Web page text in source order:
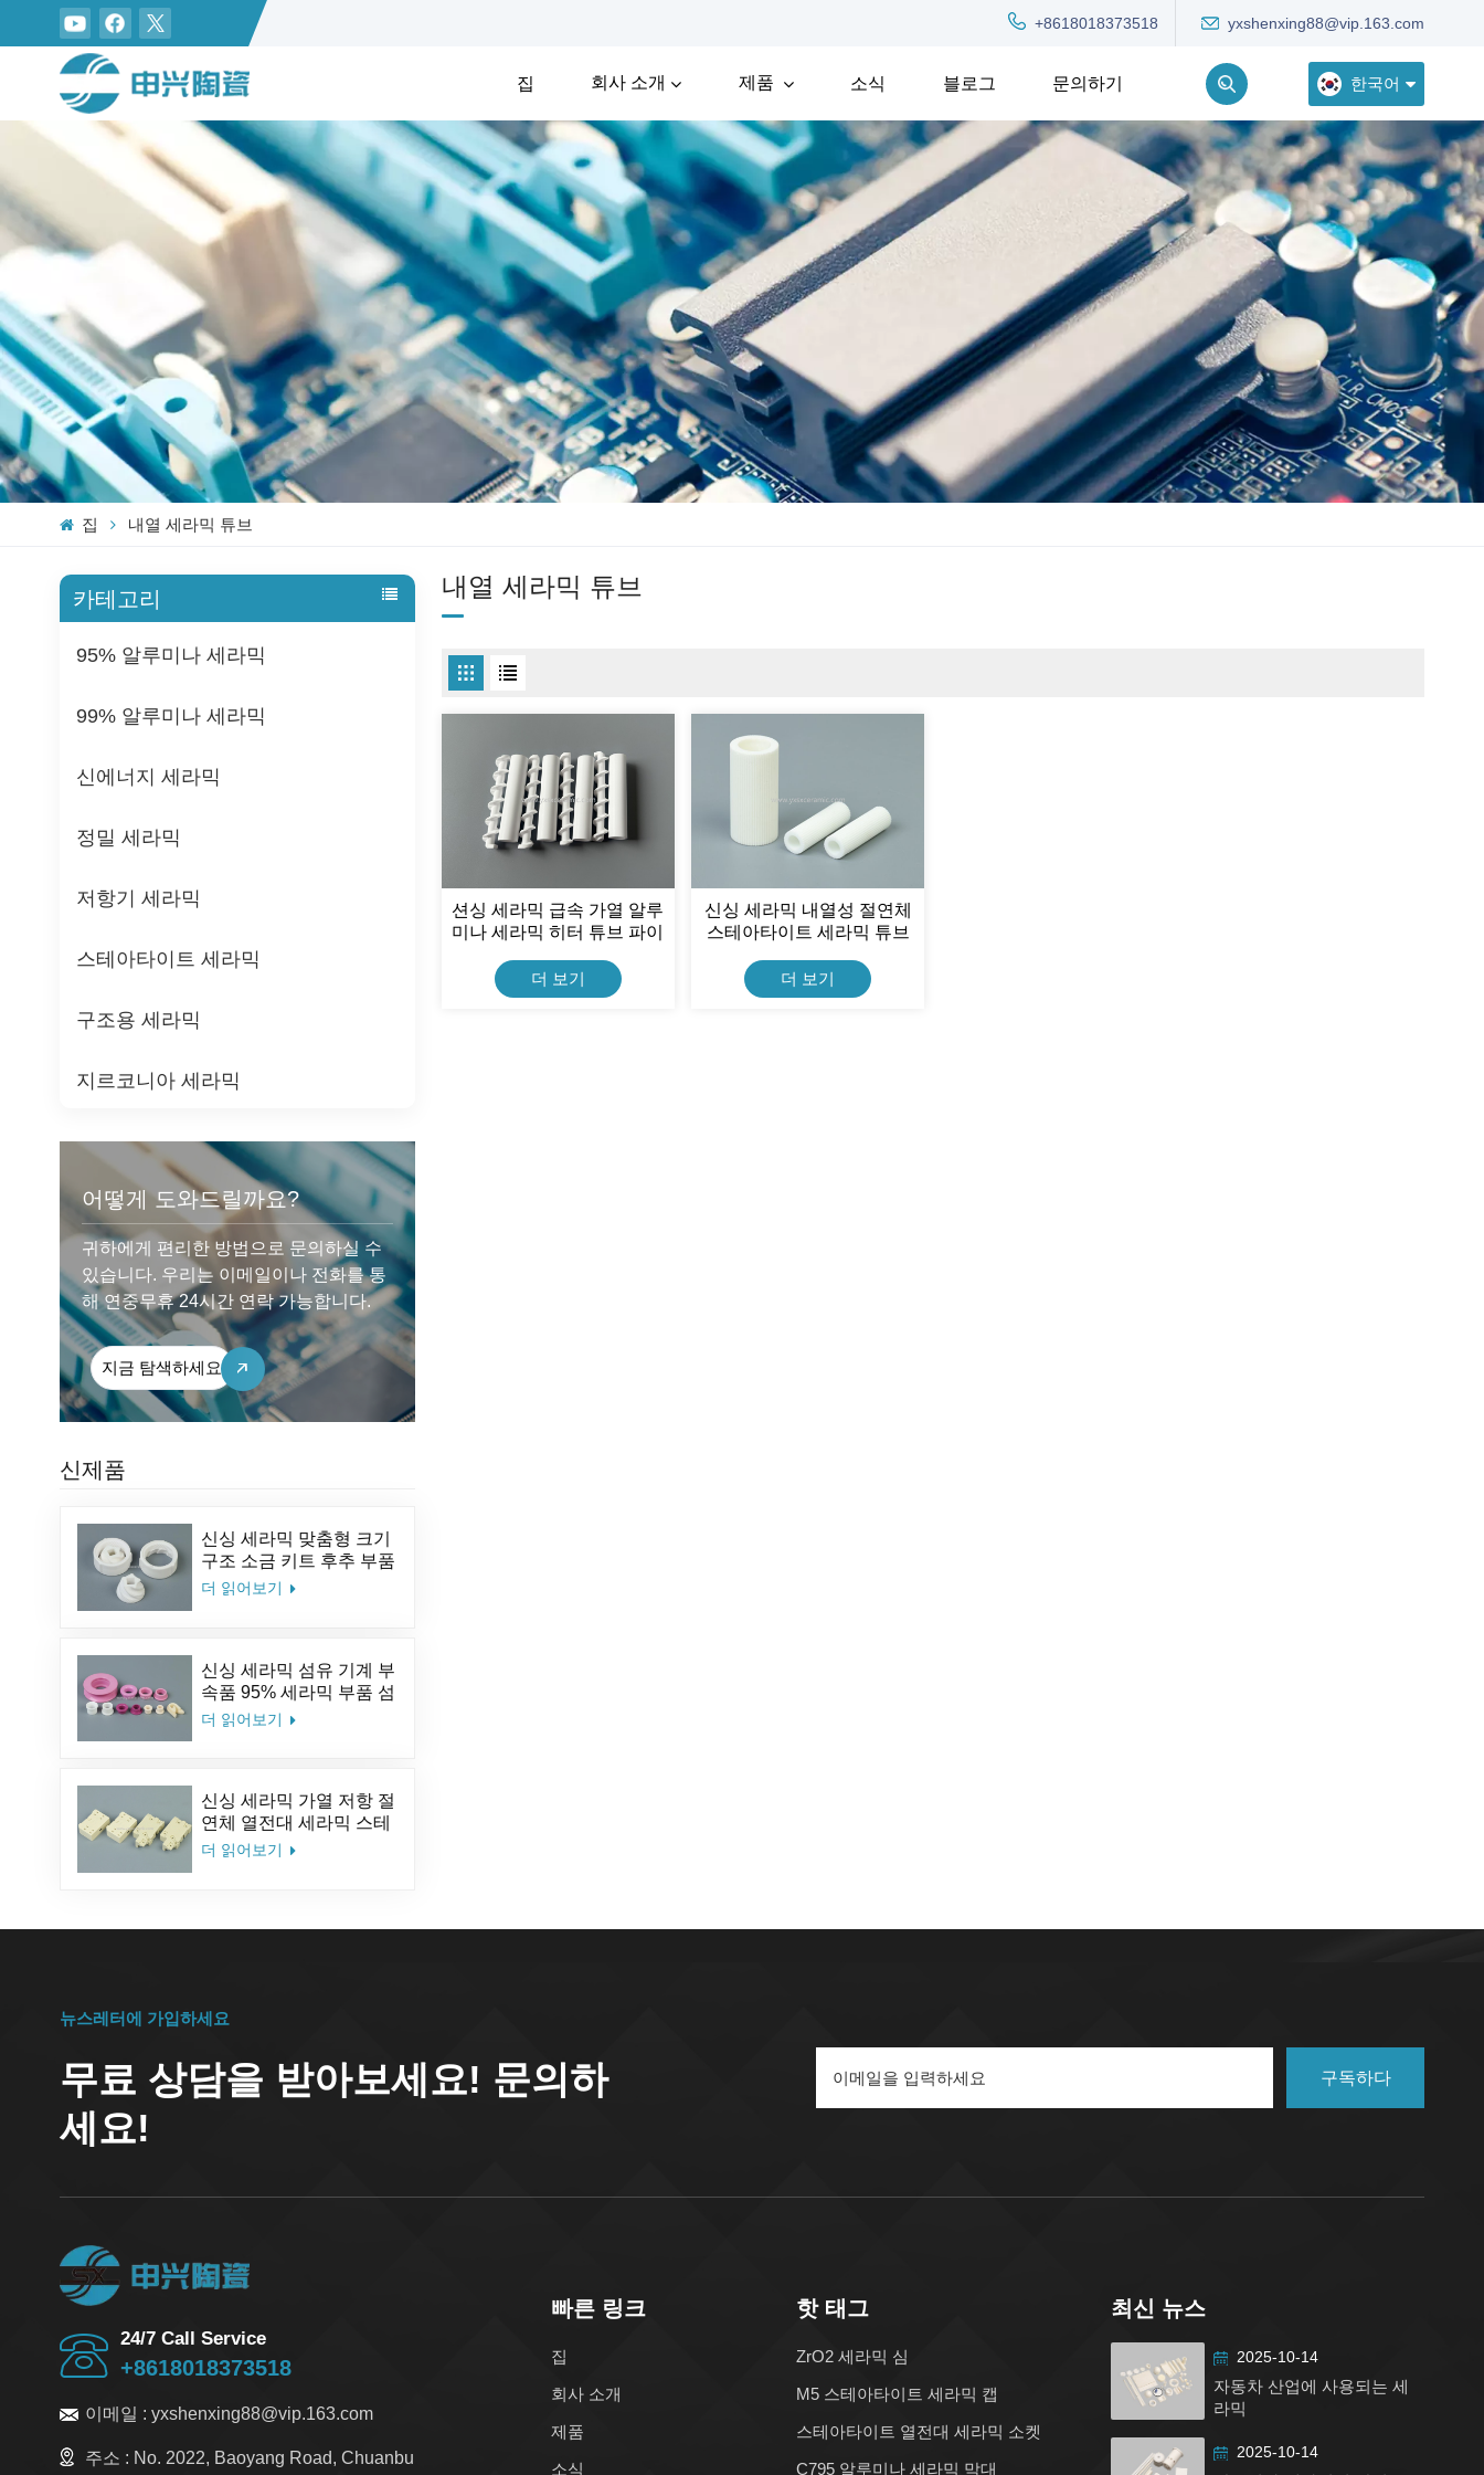
+8618018373518 yxshenxing88@vip.163.com
집 회사 소개 제품 소식 블로그 문의하기 한국어
English
Deutsch
Русский
한국어
Türkçe
집 내열 세라믹 튜브
카테고리
95% 알루미나 세라믹
99% 알루미나 세라믹
신에너지 세라믹
정밀 세라믹
저항기 세라믹
스테아타이트 세라믹
구조용 세라믹
지르코니아 세라믹
어떻게 도와드릴까요?
귀하에게 편리한 방법으로 문의하실 수
있습니다. 우리는 이메일이나 전화를 통
해 연중무휴 24시간 연락 가능합니다.
지금 탐색하세요
신제품
신싱 세라믹 맞춤형 크기
구조 소금 키트 후추 부품
알루미나 커피 세라믹 밀
더 읽어보기
신싱 세라믹 섬유 기계 부
속품 95% 세라믹 부품 섬
유 세라믹 아이릿 알루미
더 읽어보기
신싱 세라믹 가열 저항 절
연체 열전대 세라믹 스테
아타이트 세라믹 소켓
더 읽어보기
내열 세라믹 튜브
션싱 세라믹 급속 가열 알루
미나 세라믹 히터 튜브 파이
미나 세라믹 튜브
더 보기
신싱 세라믹 내열성 절연체
스테아타이트 세라믹 튜브
더 보기
뉴스레터에 가입하세요
무료 상담을 받아보세요! 문의하
세요!
구독하다
24/7 Call Service
+8618018373518
이메일 :yxshenxing88@vip.163.com
주소 : No. 2022, Baoyang Road, Chuanbu
빠른 링크
집
회사 소개
제품
소식
핫 태그
ZrO2 세라믹 심
M5 스테아타이트 세라믹 캡
스테아타이트 열전대 세라믹 소켓
C795 알루미나 세라믹 막대
최신 뉴스
2025-10-14
자동차 산업에 사용되는 세
라믹
2025-10-14